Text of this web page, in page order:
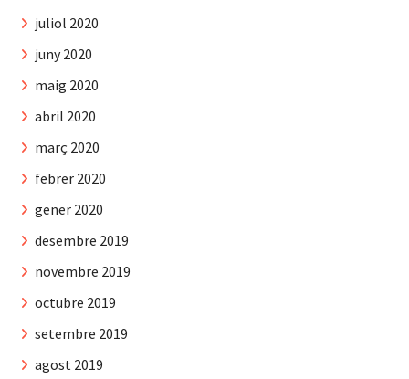
juliol 2020
juny 2020
maig 2020
abril 2020
març 2020
febrer 2020
gener 2020
desembre 2019
novembre 2019
octubre 2019
setembre 2019
agost 2019